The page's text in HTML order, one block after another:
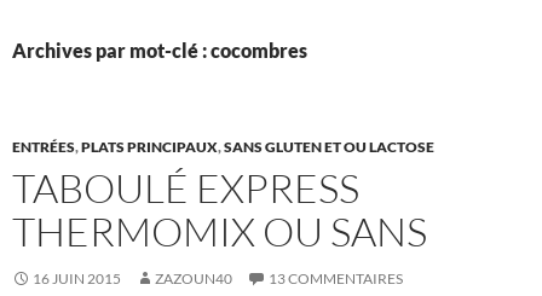
Archives par mot-clé : cocombres
ENTRÉES,PLATS PRINCIPAUX,SANS GLUTEN ET OU LACTOSE
TABOULÉ EXPRESS
THERMOMIX OU SANS
16 JUIN 2015 ZAZOUN40 13 COMMENTAIRES